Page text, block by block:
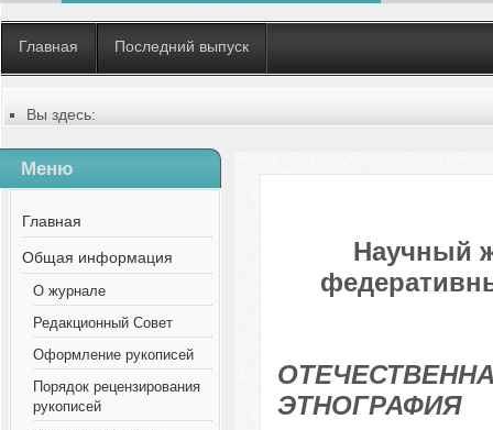
Главная Последний выпуск
Вы здесь:
Содержание выпусков
№ 9 (78), 2021
Меню
Главная
Общая информация
О журнале
Редакционный Совет
Оформление рукописей
Порядок рецензирования
рукописей
Научный
ЭТНОГРАФИЯ